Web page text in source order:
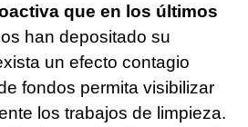
que en los últimos
han depositado su
un efecto contagio
fondos permita visibilizar
los trabajos de limpieza.